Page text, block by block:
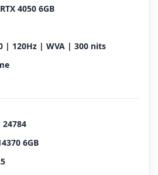
4050 6GB
| 120Hz | WVA | 300 nits
24784
6GB